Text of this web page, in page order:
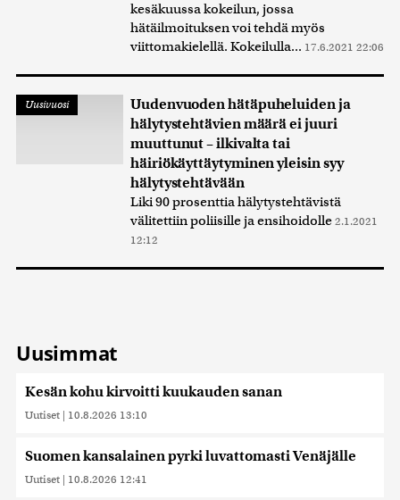
kesäkuussa kokeilun, jossa
hätäilmoituksen voi tehdä myös
viittomakielellä. Kokeilulla... 17.6.2021 22:06
Uusivuosi
Uudenvuoden hätäpuheluiden ja
hälytystehtävien määrä ei juuri
muuttunut – ilkivalta tai
häiriökäyttäytyminen yleisin syy
hälytystehtävään
Liki 90 prosenttia hälytystehtävistä
välitettiin poliisille ja ensihoidolle 2.1.2021
12:12
Uusimmat
Kesän kohu kirvoitti kuukauden sanan
Uutiset | 10.8.2026 13:10
Suomen kansalainen pyrki luvattomasti Venäjälle
Uutiset | 10.8.2026 12:41